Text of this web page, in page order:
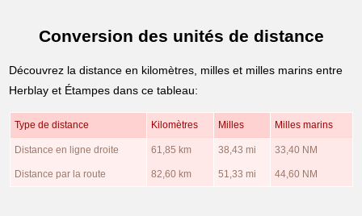
Conversion des unités de distance
Découvrez la distance en kilomètres, milles et milles marins entre
Herblay et Étampes dans ce tableau:
Type de distance Kilomètres Milles Milles marins
Distance en ligne droite 61,85 km 38,43 mi 33,40 NM
Distance par la route 82,60 km 51,33 mi 44,60 NM